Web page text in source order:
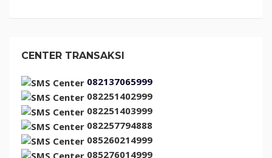
CENTER TRANSAKSI
082137065999
082251402999
082251403999
082257794888
085260214999
085276014999